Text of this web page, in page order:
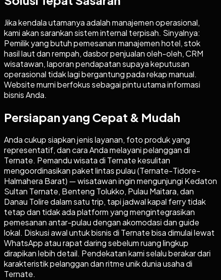
Jika kendala utamanya adalah manajemen operasional,
kami akan sarankan sistem internal terpisah. Sinyalnya:
Pemilik yang butuh pemesanan manajemen hotel, stok
hasil laut dan rempah, dasbor penjualan oleh-oleh, CRM
wisatawan, laporan pendapatan supaya keputusan
operasional tidak lagi bergantung pada rekap manual.
Website murni berfokus sebagai pintu utama informasi
bisnis Anda.
Persiapan yang Cepat & Mudah
Anda cukup siapkan jenis layanan, foto produk yang
representatif, dan cara Anda melayani pelanggan di
Ternate. Pemandu wisata di Ternate kesulitan
mengoordinasikan paket lintas pulau (Ternate-Tidore-
Halmahera Barat) — wisatawan ingin mengunjungi Kedaton
Sultan Ternate, Benteng Tolukko, Pulau Maitara, dan
Danau Tolire dalam satu trip, tapi jadwal kapal ferry tidak
tetap dan tidak ada platform yang mengintegrasikan
pemesanan antar-pulau dengan akomodasi dan guide
lokal. Diskusi awal untuk bisnis di Ternate bisa dimulai lewat
WhatsApp atau rapat daring sebelum ruang lingkup
dirapikan lebih detail. Pendekatan kami selalu berakar dari
karakteristik pelanggan dan ritme unik dunia usaha di
Ternate.